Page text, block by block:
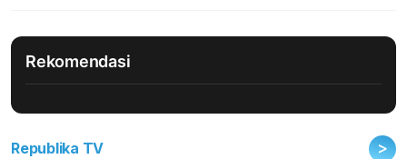
Rekomendasi
Republika TV >